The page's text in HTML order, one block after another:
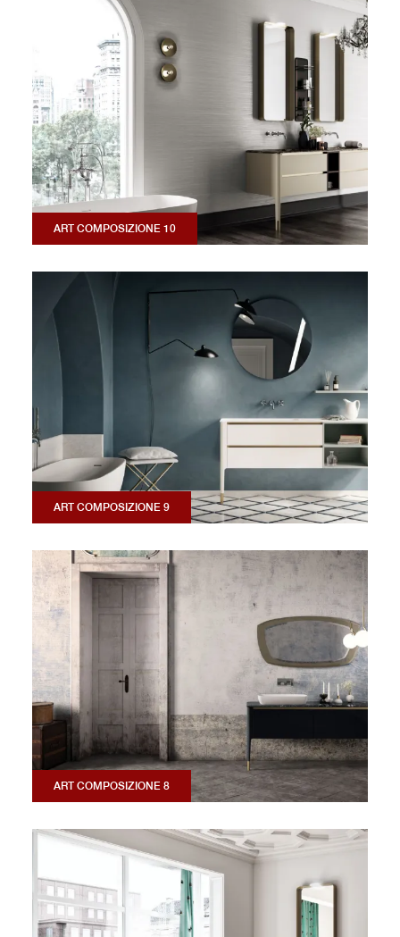
ART COMPOSIZIONE 10
ART COMPOSIZIONE 9
ART COMPOSIZIONE 8